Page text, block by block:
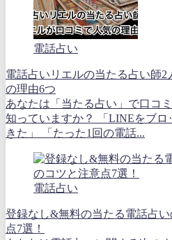
電話占い
電話占いリエルの当たる占い師
の理由6つ
あなたは「当たる占い」で口コ
知っていますか？ 「LINEをブ
きた」 「たった1回の電話...
電話占い
登録なし&無料の当たる電話占
点7選！